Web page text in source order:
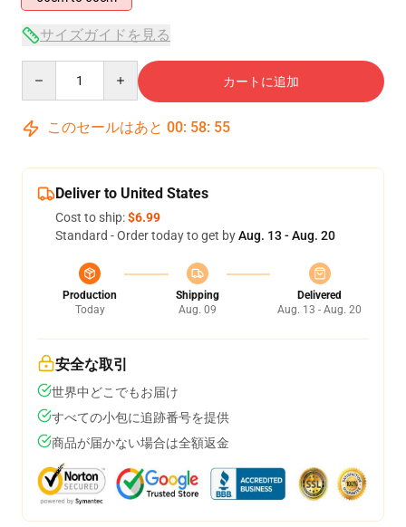
サイズガイドを見る
カートに追加
このセールはあと 00: 58: 54
Deliver to United States
Cost to ship:$6.99
Standard - Order today to get byAug. 13 - Aug. 20
Production
Today
Shipping
Aug. 09
Delivered
Aug. 13 - Aug. 20
安全な取引
世界中どこでもお届け
すべての小包に追跡番号を提供
商品が届かない場合は全額返金